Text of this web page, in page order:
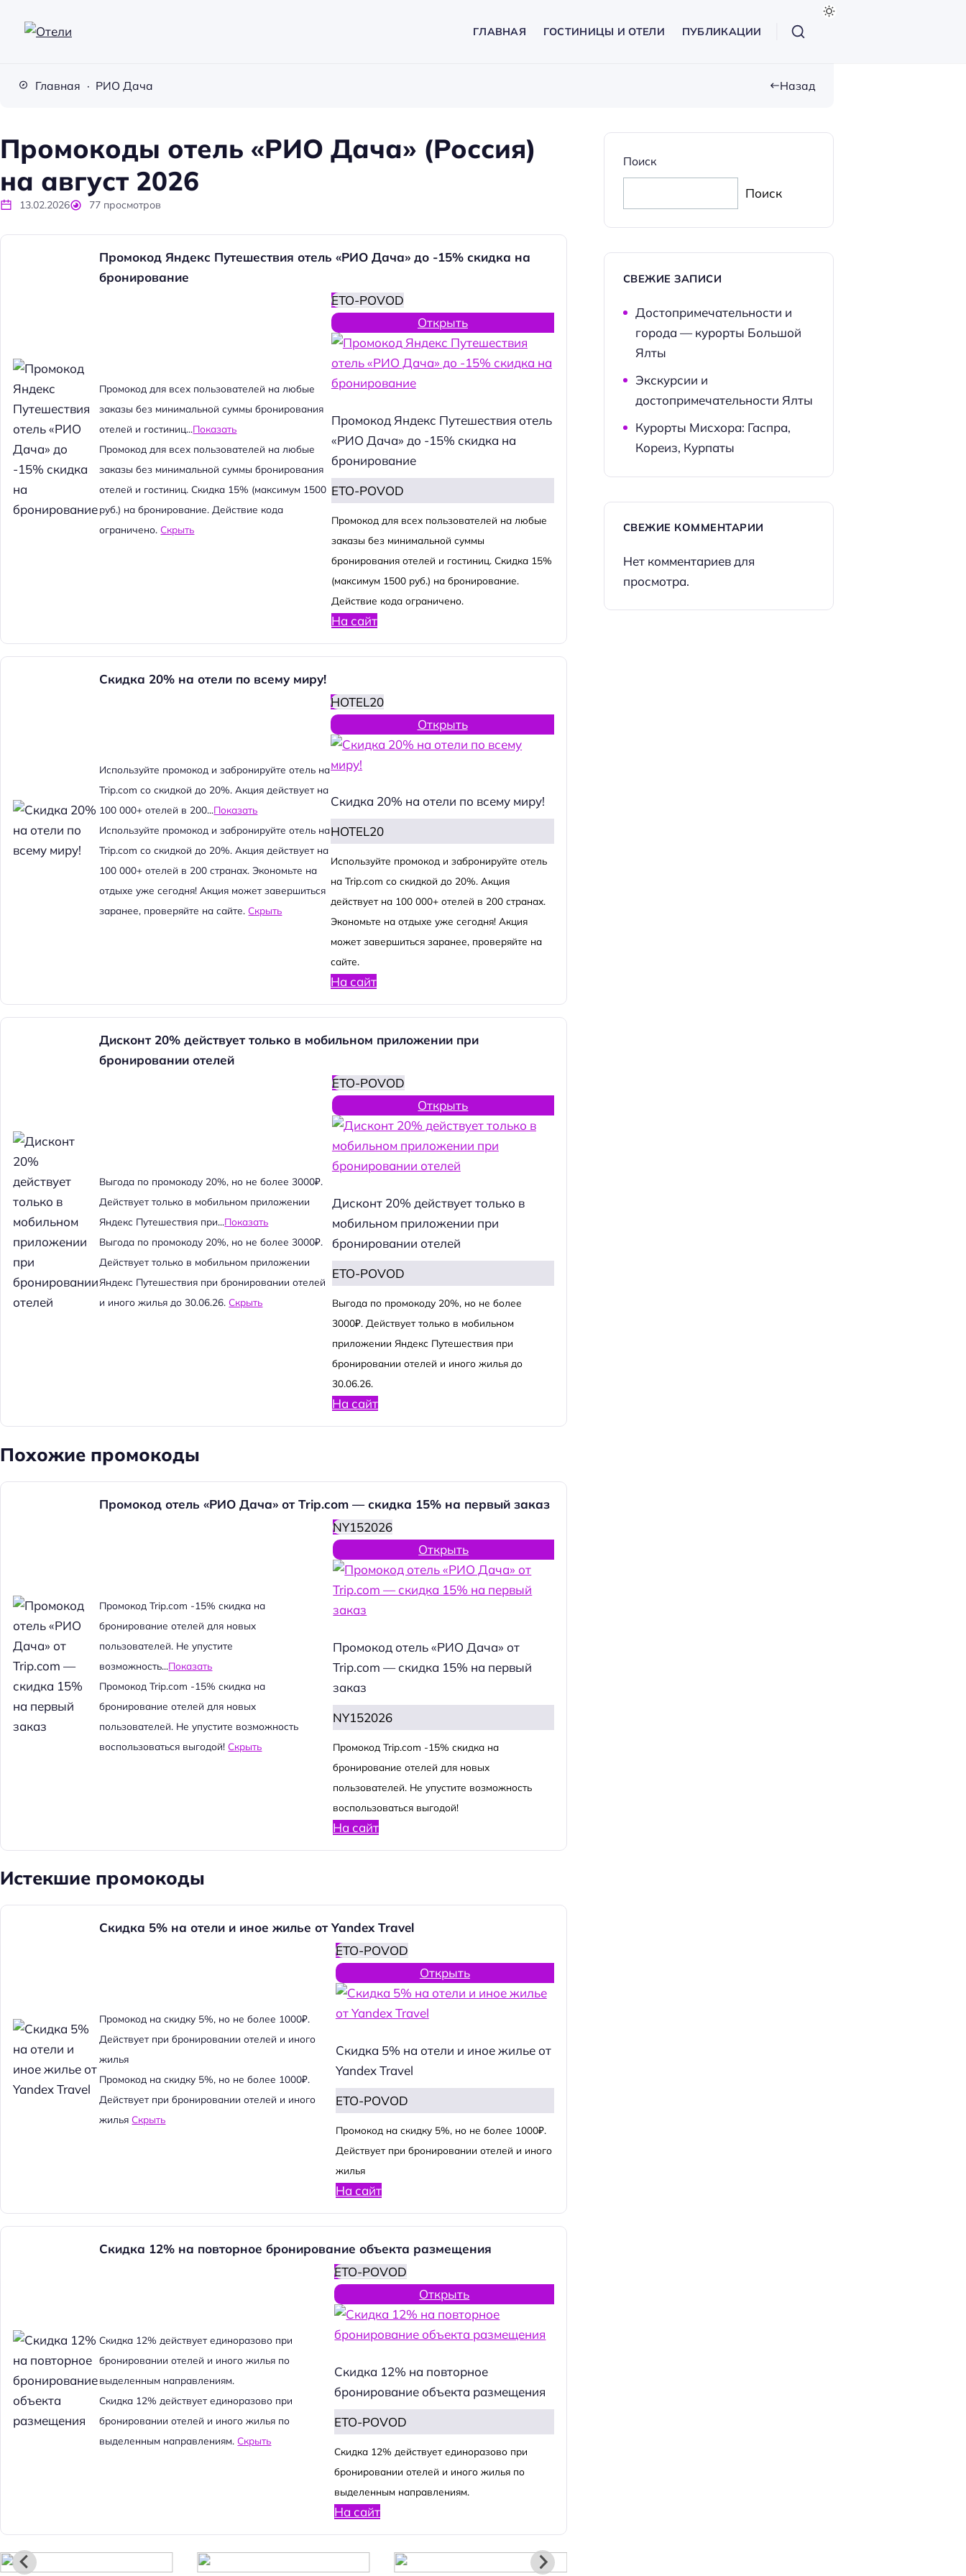
е
ГЛАВНАЯ ГОСТИНИЦЫ И ОТЕЛИ ПУБЛИКАЦИИ
Главная РИО Дача Назад
Промокоды отель «РИО Дача» (Россия)
на август 2026
13.02.2026 77 просмотров
Промокод Яндекс Путешествия отель «РИО Дача» до -15% скидка на
бронирование
Промокод для всех пользователей на любые
заказы без минимальной суммы бронирования
отелей и гостиниц...Показать
Промокод для всех пользователей на любые
заказы без минимальной суммы бронирования
отелей и гостиниц. Скидка 15% (максимум 1500
руб.) на бронирование. Действие кода
ограничено.Скрыть
ETO-POVOD
Открыть
Промокод Яндекс Путешествия отель
«РИО Дача» до -15% скидка на
бронирование
ETO-POVOD
Промокод для всех пользователей на любые
заказы без минимальной суммы
бронирования отелей и гостиниц. Скидка 15%
(максимум 1500 руб.) на бронирование.
Действие кода ограничено.
На сайт
Скидка 20% на отели по всему миру!
Используйте промокод и забронируйте отель на
Trip.com со скидкой до 20%. Акция действует на
100 000+ отелей в 200...Показать
Используйте промокод и забронируйте отель на
Trip.com со скидкой до 20%. Акция действует на
100 000+ отелей в 200 странах. Экономьте на
отдыхе уже сегодня! Акция может завершиться
заранее, проверяйте на сайте.Скрыть
HOTEL20
Открыть
Скидка 20% на отели по всему миру!
HOTEL20
Используйте промокод и забронируйте отель
на Trip.com со скидкой до 20%. Акция
действует на 100 000+ отелей в 200 странах.
Экономьте на отдыхе уже сегодня! Акция
может завершиться заранее, проверяйте на
сайте.
На сайт
Дисконт 20% действует только в мобильном приложении при
бронировании отелей
Выгода по промокоду 20%, но не более 3000₽.
Действует только в мобильном приложении
Яндекс Путешествия при...Показать
Выгода по промокоду 20%, но не более 3000₽.
Действует только в мобильном приложении
Яндекс Путешествия при бронировании отелей
и иного жилья до 30.06.26.Скрыть
ETO-POVOD
Открыть
Дисконт 20% действует только в
мобильном приложении при
бронировании отелей
ETO-POVOD
Выгода по промокоду 20%, но не более
3000₽. Действует только в мобильном
приложении Яндекс Путешествия при
бронировании отелей и иного жилья до
30.06.26.
На сайт
Похожие промокоды
Промокод отель «РИО Дача» от Trip.com — скидка 15% на первый заказ
Промокод Trip.com -15% скидка на
бронирование отелей для новых
пользователей. Не упустите
возможность...Показать
Промокод Trip.com -15% скидка на
бронирование отелей для новых
пользователей. Не упустите возможность
воспользоваться выгодой!Скрыть
NY152026
Открыть
Промокод отель «РИО Дача» от
Trip.com — скидка 15% на первый
заказ
NY152026
Промокод Trip.com -15% скидка на
бронирование отелей для новых
пользователей. Не упустите возможность
воспользоваться выгодой!
На сайт
Истекшие промокоды
Скидка 5% на отели и иное жилье от Yandex Travel
Промокод на скидку 5%, но не более 1000₽.
Действует при бронировании отелей и иного
жилья
Промокод на скидку 5%, но не более 1000₽.
Действует при бронировании отелей и иного
жильяСкрыть
ETO-POVOD
Открыть
Скидка 5% на отели и иное жилье от
Yandex Travel
ETO-POVOD
Промокод на скидку 5%, но не более 1000₽.
Действует при бронировании отелей и иного
жилья
На сайт
Скидка 12% на повторное бронирование объекта размещения
Cкидка 12% действует единоразово при
бронировании отелей и иного жилья по
выделенным направлениям.
Cкидка 12% действует единоразово при
бронировании отелей и иного жилья по
выделенным направлениям.Скрыть
ETO-POVOD
Открыть
Скидка 12% на повторное
бронирование объекта размещения
ETO-POVOD
Cкидка 12% действует единоразово при
бронировании отелей и иного жилья по
выделенным направлениям.
На сайт
Поиск
Поиск
СВЕЖИЕ ЗАПИСИ
Достопримечательности и
города — курорты Большой
Ялты
Экскурсии и
достопримечательности Ялты
Курорты Мисхора: Гаспра,
Кореиз, Курпаты
СВЕЖИЕ КОММЕНТАРИИ
Нет комментариев для
просмотра.